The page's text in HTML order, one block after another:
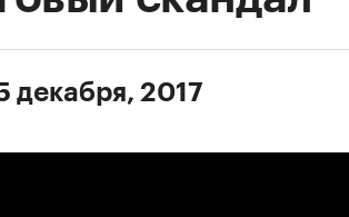
декабря, 2017